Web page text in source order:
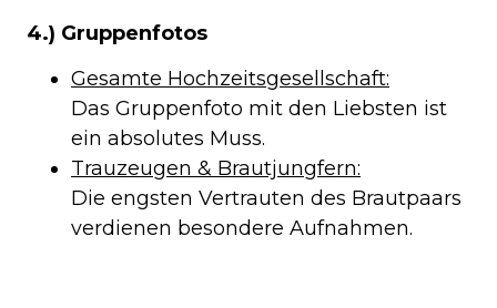
4.) Gruppenfotos
Gesamte Hochzeitsgesellschaft:
Das Gruppenfoto mit den Liebsten ist
ein absolutes Muss.
Trauzeugen & Brautjungfern:
Die engsten Vertrauten des Brautpaars
verdienen besondere Aufnahmen.